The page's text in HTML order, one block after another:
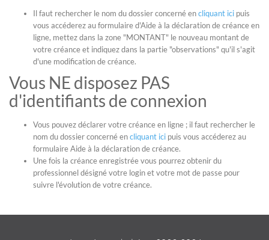
Il faut rechercher le nom du dossier concerné encliquant ici puis
vous accéderez au formulaire d'Aide à la déclaration de créance en
ligne, mettez dans la zone "MONTANT" le nouveau montant de
votre créance et indiquez dans la partie "observations" qu'il s'agit
d'une modification de créance.
Vous NE disposez PAS
d'identifiants de connexion
Vous pouvez déclarer votre créance en ligne ; il faut rechercher le
nom du dossier concerné encliquant ici puis vous accéderez au
formulaire Aide à la déclaration de créance.
Une fois la créance enregistrée vous pourrez obtenir du
professionnel désigné votre login et votre mot de passe pour
suivre l'évolution de votre créance.